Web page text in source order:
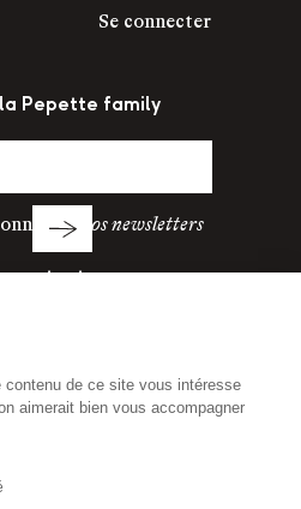
Se connecter
Pepette family
à nos newsletters
contacter
de ce site vous intéresse
aimerait bien vous accompagner